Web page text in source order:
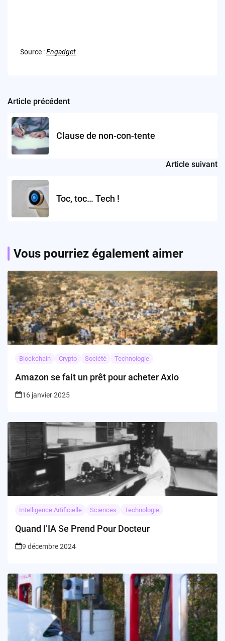
Source :Engadget
Post
navigation
Article précédent
Clause de non-con-tente
Article suivant
Toc, toc… Tech !
Vous pourriez également aimer
Blockchain Crypto Société Technologie
Amazon se fait un prêt pour acheter Axio
16 janvier 2025
Intelligence Artificielle Sciences Technologie
Quand l’IA Se Prend Pour Docteur
9 décembre 2024